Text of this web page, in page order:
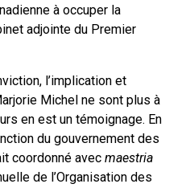
à occuper la
adjointe du Premier
l’implication et
Michel ne sont plus à
en est un témoignage. En
du gouvernement des
coordonné avec maestria
de l’Organisation des